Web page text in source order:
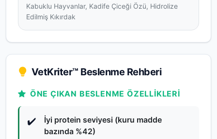
Kabuklu Hayvanlar, Kadife Çiceği Özü, Hidrolize
Edilmiş Kıkırdak
VetKriter™ Beslenme Rehberi
ÖNE ÇIKAN BESLENME ÖZELLIKLERI
✔️
İyi protein seviyesi (kuru madde
bazında %42)